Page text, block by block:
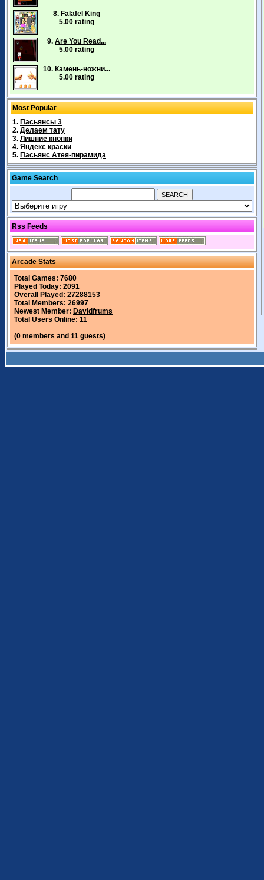
8. Falafel King
5.00 rating
9. Are You Read...
5.00 rating
10. Камень-ножни...
5.00 rating
Most Popular
1. Пасьянсы 3
2. Делаем тату
3. Лишние кнопки
4. Яндекс краски
5. Пасьянс Атея-пирамида
Game Search
Rss Feeds
Arcade Stats
Total Games: 7680
Played Today: 2091
Overall Played: 27288153
Total Members: 26997
Newest Member: Davidfrums
Total Users Online: 11
(0 members and 11 guests)